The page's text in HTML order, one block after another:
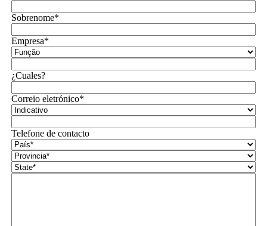
Sobrenome*
Empresa*
¿Cuales?
Correio eletrónico*
Telefone de contacto